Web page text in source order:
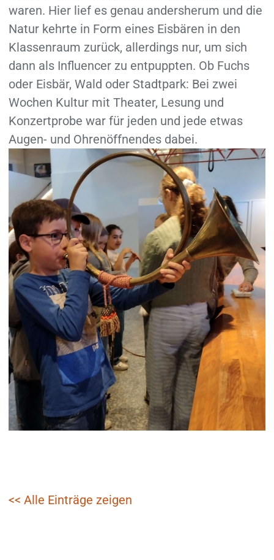
waren. Hier lief es genau andersherum und die
Natur kehrte in Form eines Eisbären in den
Klassenraum zurück, allerdings nur, um sich
dann als Influencer zu entpuppten. Ob Fuchs
oder Eisbär, Wald oder Stadtpark: Bei zwei
Wochen Kultur mit Theater, Lesung und
Konzertprobe war für jeden und jede etwas
Augen- und Ohrenöffnendes dabei.
<< Alle Einträge zeigen